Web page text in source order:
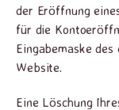
der Eröffnung
für die
Eingabemaske
Website.
Eine Löschung